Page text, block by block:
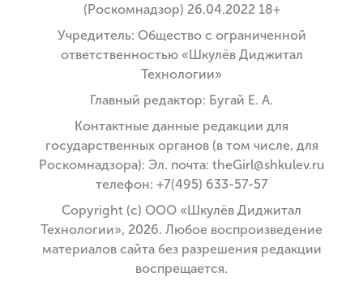
(Роскомнадзор) 26.04.2022 18+
Учредитель: Общество с ограниченной
ответственностью «Шкулёв Диджитал
Технологии»
Главный редактор: Бугай Е. А.
Контактные данные редакции для
государственных органов (в том числе, для
Роскомнадзора): Эл. почта: theGirl@shkulev.ru
телефон: +7(495) 633-57-57
Copyright (с) ООО «Шкулёв Диджитал
Технологии», 2026. Любое воспроизведение
материалов сайта без разрешения редакции
воспрещается.